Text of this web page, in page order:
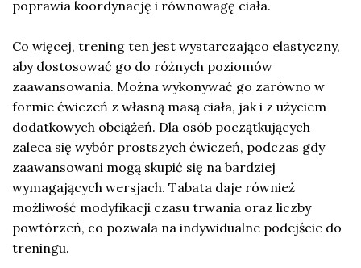
poprawia koordynację i równowagę ciała.
Co więcej, trening ten jest wystarczająco elastyczny,
aby dostosować go do różnych poziomów
zaawansowania. Można wykonywać go zarówno w
formie ćwiczeń z własną masą ciała, jak i z użyciem
dodatkowych obciążeń. Dla osób początkujących
zaleca się wybór prostszych ćwiczeń, podczas gdy
zaawansowani mogą skupić się na bardziej
wymagających wersjach. Tabata daje również
możliwość modyfikacji czasu trwania oraz liczby
powtórzeń, co pozwala na indywidualne podejście do
treningu.